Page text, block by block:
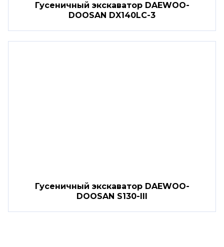
Гусеничный экскаватор DAEWOO-
DOOSAN DX140LC-3
Гусеничный экскаватор DAEWOO-
DOOSAN S130-III